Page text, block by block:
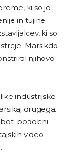
ki so jo
in tujine.
ki so
Marsikdo
njihovo
industrijske
drugega.
podobni
video